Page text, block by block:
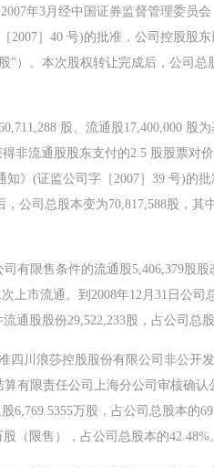
年3月经中国证券监督管理委员
］40 号)的批准，公司控股股
）。本次股权转让完成后，公司总
股、流通股17,400,000 股
非流通股股东支付的2.5 股股票对
》(证监公司字［2007］39 号)的
公司总股本变为70,817,588股，其
有限售条件的流通股5,406,379股
市流通。到2008年12月31日公司
通股股份29,522,233股，占公司总股
川浪莎控股股份有限公司非公开
有限责任公司上海分公司审核确认
万股，占公司总股本的
（限售），占公司总股本的42.48%